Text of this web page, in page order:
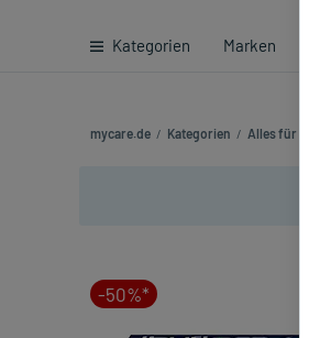
Kategorien Marken
mycare.de / Kategorien / Alles für die
-50%*